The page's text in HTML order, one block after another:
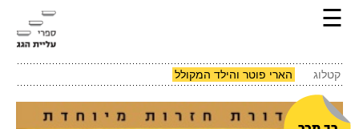
☰
קטלוג הארי פוטר והילד המקולל